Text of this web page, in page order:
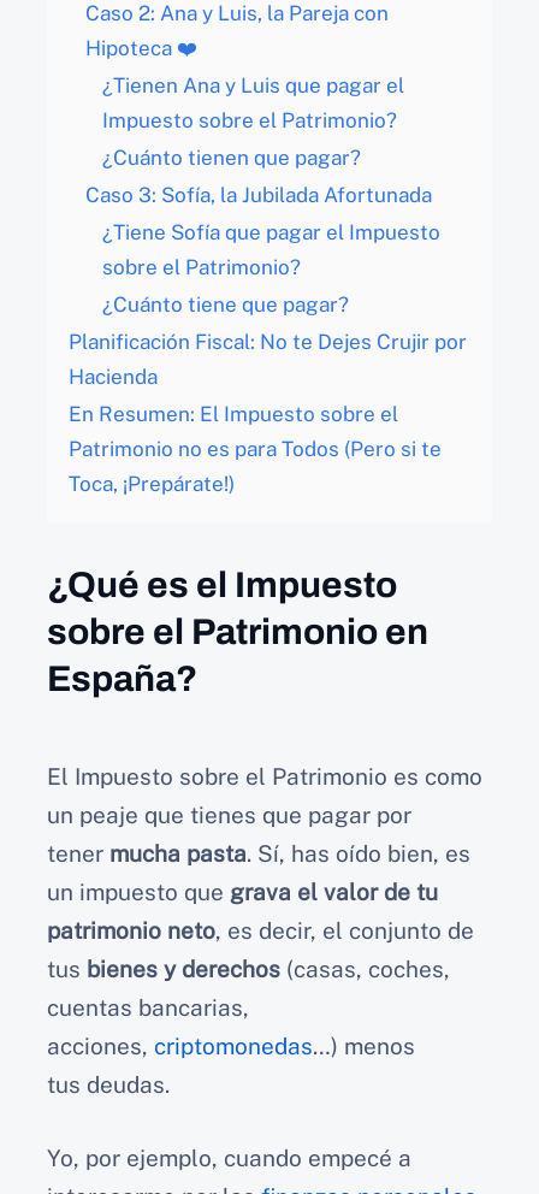
Caso 2: Ana y Luis, la Pareja con
Hipoteca ‍❤️‍
¿Tienen Ana y Luis que pagar el
Impuesto sobre el Patrimonio?
¿Cuánto tienen que pagar?
Caso 3: Sofía, la Jubilada Afortunada ️
¿Tiene Sofía que pagar el Impuesto
sobre el Patrimonio?
¿Cuánto tiene que pagar?
Planificación Fiscal: No te Dejes Crujir por
Hacienda
En Resumen: El Impuesto sobre el
Patrimonio no es para Todos (Pero si te
Toca, ¡Prepárate!)
¿Qué es el Impuesto
sobre el Patrimonio en
España?
El Impuesto sobre el Patrimonio es como
un peaje que tienes que pagar por
tener mucha pasta. Sí, has oído bien, es
un impuesto que grava el valor de tu
patrimonio neto, es decir, el conjunto de
tus bienes y derechos (casas, coches,
cuentas bancarias,
acciones, criptomonedas…) menos
tus deudas.
Yo, por ejemplo, cuando empecé a